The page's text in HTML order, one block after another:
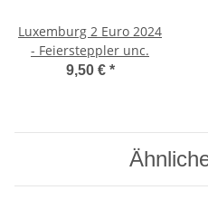
Luxemburg 2 Euro 2024
- Feiersteppler unc.
9,50 € *